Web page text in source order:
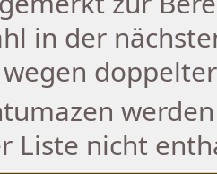
in der
Liste nicht